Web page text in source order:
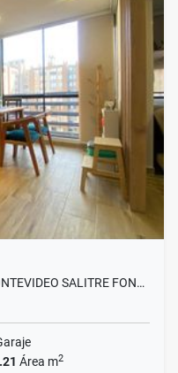
SALITRE FON…
Área m2